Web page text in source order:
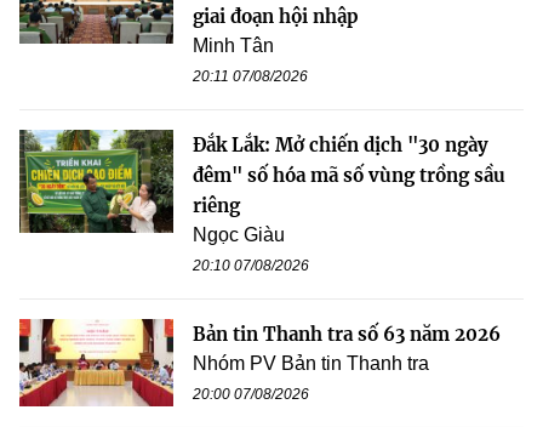
giai đoạn hội nhập
Minh Tân
20:11 07/08/2026
Đắk Lắk: Mở chiến dịch "30 ngày
đêm" số hóa mã số vùng trồng sầu
riêng
Ngọc Giàu
20:10 07/08/2026
Bản tin Thanh tra số 63 năm 2026
Nhóm PV Bản tin Thanh tra
20:00 07/08/2026